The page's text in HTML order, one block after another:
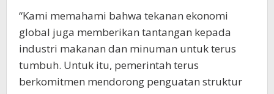
“Kami memahami bahwa tekanan ekonomi
global juga memberikan tantangan kepada
industri makanan dan minuman untuk terus
tumbuh. Untuk itu, pemerintah terus
berkomitmen mendorong penguatan struktur